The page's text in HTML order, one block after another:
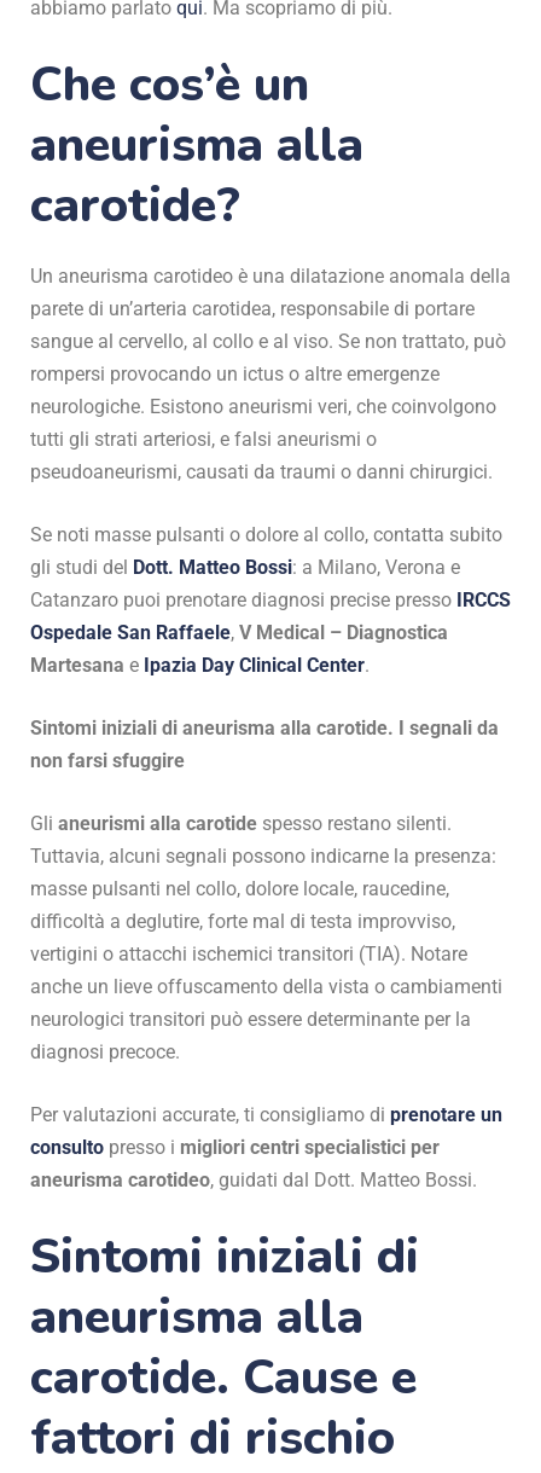
abbiamo parlato qui. Ma scopriamo di più.
Che cos’è un
aneurisma alla
carotide?
Un aneurisma carotideo è una dilatazione anomala della
parete di un’arteria carotidea, responsabile di portare
sangue al cervello, al collo e al viso. Se non trattato, può
rompersi provocando un ictus o altre emergenze
neurologiche. Esistono aneurismi veri, che coinvolgono
tutti gli strati arteriosi, e falsi aneurismi o
pseudoaneurismi, causati da traumi o danni chirurgici.
Se noti masse pulsanti o dolore al collo, contatta subito
gli studi del Dott. Matteo Bossi: a Milano, Verona e
Catanzaro puoi prenotare diagnosi precise presso IRCCS
Ospedale San Raffaele, V Medical – Diagnostica
Martesana e Ipazia Day Clinical Center.
Sintomi iniziali di aneurisma alla carotide. I segnali da
non farsi sfuggire
Gli aneurismi alla carotide spesso restano silenti.
Tuttavia, alcuni segnali possono indicarne la presenza:
masse pulsanti nel collo, dolore locale, raucedine,
difficoltà a deglutire, forte mal di testa improvviso,
vertigini o attacchi ischemici transitori (TIA). Notare
anche un lieve offuscamento della vista o cambiamenti
neurologici transitori può essere determinante per la
diagnosi precoce.
Per valutazioni accurate, ti consigliamo di prenotare un
consulto presso i migliori centri specialistici per
aneurisma carotideo, guidati dal Dott. Matteo Bossi.
Sintomi iniziali di
aneurisma alla
carotide. Cause e
fattori di rischio